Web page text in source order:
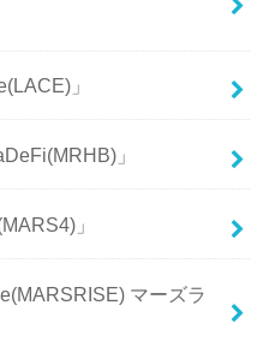
」
」
」
マーズラ